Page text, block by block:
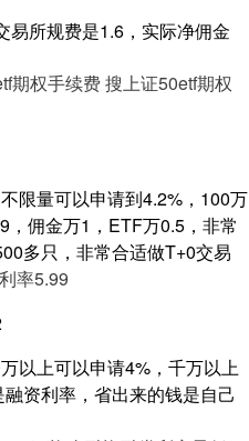
易所规费是1.6，实际净佣金
期权手续费 搜上证50etf期权
限量可以申请到4.2%，100万
佣金万1，ETF万0.5，非常
多只，非常合适做T+0交易
率5.99
以上可以申请4%，千万以上
资利率，省出来的钱是自己